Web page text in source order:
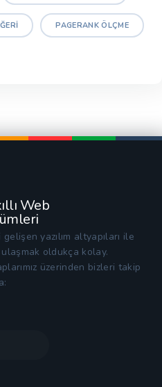
PAGERANK ÖLÇME
Web
yazılım altyapıları ile
oldukça kolay.
üzerinden bizleri takip